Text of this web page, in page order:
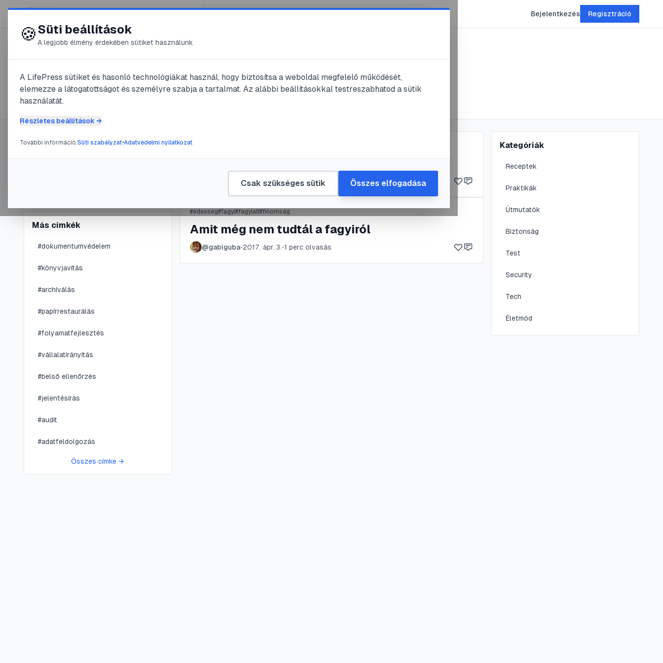
😍 LifePress Bejelentkezés Regisztráció
🏷️#fagylalt
2cikk található ezzel a címkével
Címke információ
Más címkék
#dokumentumvédelem
#könyvjavítás
#archíválás
#papírrestaurálás
#folyamatfejlesztés
#vállalatirányítás
#belső ellenőrzés
#jelentésírás
#audit
#adatfeldolgozás
Összes címke →
#
•2017. máj. 8.•1perc olvasás
#édesség#fagyi#fagylalt#finomság
Amit még nem tudtál a fagyiról
@gabiguba•2017. ápr. 3.•1 perc olvasás
Kategóriák
Receptek
Praktikák
Útmutatók
Biztonság
Test
Security
Tech
Életmód
🍪Süti beállítások
A legjobb élmény érdekében sütiket használunk
A LifePress sütiket és hasonló technológiákat használ, hogy biztosítsa a weboldal megfelelő működését,
elemezze a látogatottságot és személyre szabja a tartalmat. Az alábbi beállításokkal testreszabhatod a sütik
használatát.
Részletes beállítások →
További információ:Süti szabályzat•Adatvédelmi nyilatkozat
Csak szükséges sütik Összes elfogadása